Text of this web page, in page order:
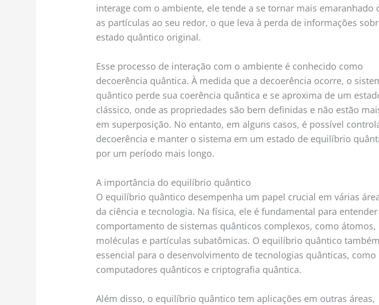
interage com o ambiente, ele tende a se tornar mais emaranhado
as partículas ao seu redor, o que leva à perda de informações
estado quântico original.
Esse processo de interação com o ambiente é conhecido como
decoerência quântica. À medida que a decoerência ocorre, o
quântico perde sua coerência quântica e se aproxima de um
clássico, onde as propriedades são bem definidas e não estão
em superposição. No entanto, em alguns casos, é possível
decoerência e manter o sistema em um estado de equilíbrio
por um período mais longo.
A importância do equilíbrio quântico
O equilíbrio quântico desempenha um papel crucial em várias
da ciência e tecnologia. Na física, ele é fundamental para
comportamento de sistemas quânticos complexos, como átomos,
moléculas e partículas subatômicas. O equilíbrio quântico
essencial para o desenvolvimento de tecnologias quânticas, como
computadores quânticos e criptografia quântica.
Além disso, o equilíbrio quântico tem aplicações em outras áreas,